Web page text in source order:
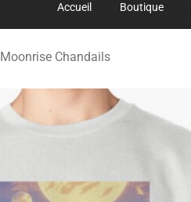
Accueil Boutique
Moonrise Chandails